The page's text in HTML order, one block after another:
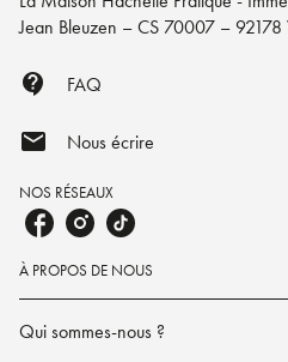
Jean Bleuzen – CS 70007 – 92178
contact_support FAQ
mail Nous écrire
NOS RÉSEAUX
À PROPOS DE NOUS
Qui sommes-nous ?